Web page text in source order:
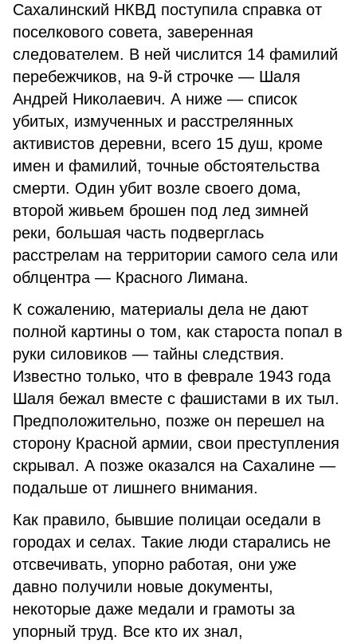
Сахалинский НКВД поступила справка от
поселкового совета, заверенная
следователем. В ней числится 14 фамилий
перебежчиков, на 9-й строчке — Шаля
Андрей Николаевич. А ниже — список
убитых, измученных и расстрелянных
активистов деревни, всего 15 душ, кроме
имен и фамилий, точные обстоятельства
смерти. Один убит возле своего дома,
второй живьем брошен под лед зимней
реки, большая часть подверглась
расстрелам на территории самого села или
облцентра — Красного Лимана.
К сожалению, материалы дела не дают
полной картины о том, как староста попал в
руки силовиков — тайны следствия.
Известно только, что в феврале 1943 года
Шаля бежал вместе с фашистами в их тыл.
Предположительно, позже он перешел на
сторону Красной армии, свои преступления
скрывал. А позже оказался на Сахалине —
подальше от лишнего внимания.
Как правило, бывшие полицаи оседали в
городах и селах. Такие люди старались не
отсвечивать, упорно работая, они уже
давно получили новые документы,
некоторые даже медали и грамоты за
упорный труд. Все кто их знал,